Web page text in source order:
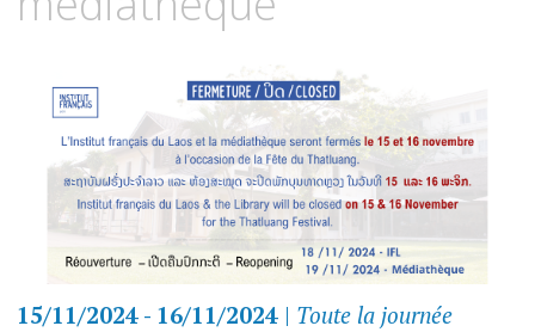
15/11/2024 - 16/11/2024| Toute la journée